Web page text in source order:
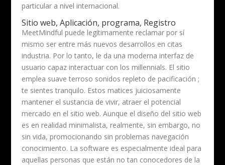
particular a nivel internacional.
Sitio web, Aplicación, programa, Registro
MeetMindful puede legítimamente reclamar por sí
mismo ser entre más nuevos desarrollos en citas
industria. Por lo tanto, le da una moderna interfaz de
usuario capaz interactuar con los millennials. El sitio
emplea suave terroso sonidos repleto de pacificación ;
te sientes tranquilo. Estos matices juiciosamente
mantener el sustancia de vivir, atraer el potencial
mercado en el sitio web. Aunque el diseño del sitio web
es en realidad minimalista, realmente, sin embargo, no
sin vida, promocionando sin problemas navegación
conocimiento. La software es especialmente ideal para
aquellas personas que están no tan conocedores de la